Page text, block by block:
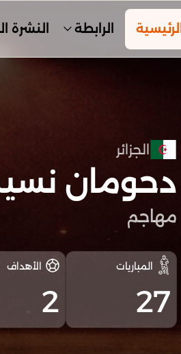
الرئيسية الرابطة النشرة
الجزائر
دحومان
مهاجم
المباريات
27
الأهداف
2